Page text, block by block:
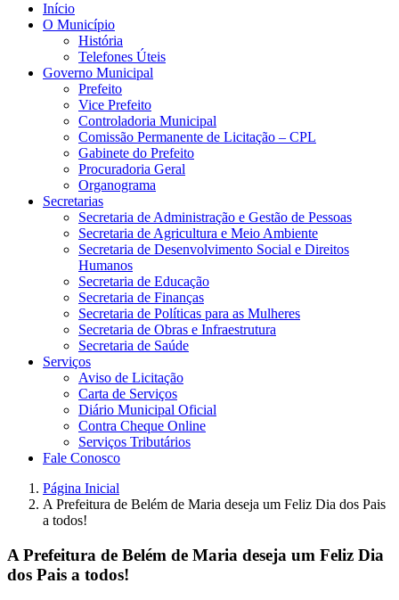
Início
O Município
História
Telefones Úteis
Governo Municipal
Prefeito
Vice Prefeito
Controladoria Municipal
Comissão Permanente de Licitação – CPL
Gabinete do Prefeito
Procuradoria Geral
Organograma
Secretarias
Secretaria de Administração e Gestão de Pessoas
Secretaria de Agricultura e Meio Ambiente
Secretaria de Desenvolvimento Social e Direitos
Humanos
Secretaria de Educação
Secretaria de Finanças
Secretaria de Políticas para as Mulheres
Secretaria de Obras e Infraestrutura
Secretaria de Saúde
Serviços
Aviso de Licitação
Carta de Serviços
Diário Municipal Oficial
Contra Cheque Online
Serviços Tributários
Fale Conosco
Página Inicial
A Prefeitura de Belém de Maria deseja um Feliz Dia dos Pais
a todos!
A Prefeitura de Belém de Maria deseja um Feliz Dia
dos Pais a todos!